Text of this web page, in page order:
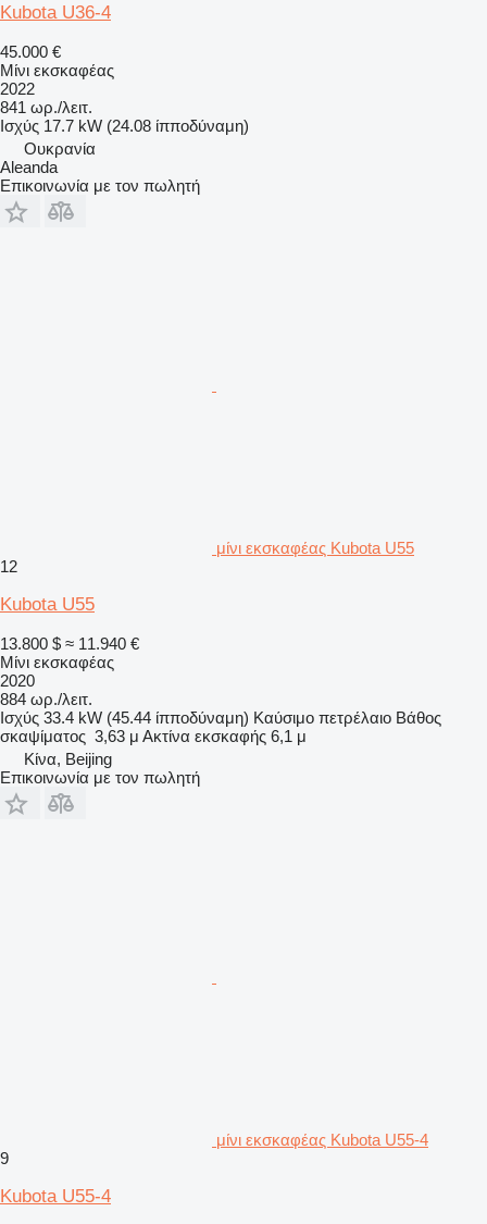
Kubota U36-4
45.000 €
Μίνι εκσκαφέας
2022
841 ωρ./λειτ.
Ισχύς 17.7 kW (24.08 ίπποδύναμη)
Ουκρανία
Aleanda
Επικοινωνία με τον πωλητή
μίνι εκσκαφέας Kubota U55
12
Kubota U55
13.800 $ ≈ 11.940 €
Μίνι εκσκαφέας
2020
884 ωρ./λειτ.
Ισχύς 33.4 kW (45.44 ίπποδύναμη) Καύσιμο πετρέλαιο Βάθος
σκαψίματος 3,63 μ Ακτίνα εκσκαφής 6,1 μ
Κίνα, Beijing
Επικοινωνία με τον πωλητή
μίνι εκσκαφέας Kubota U55-4
9
Kubota U55-4